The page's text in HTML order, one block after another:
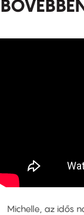
Michelle, az idős